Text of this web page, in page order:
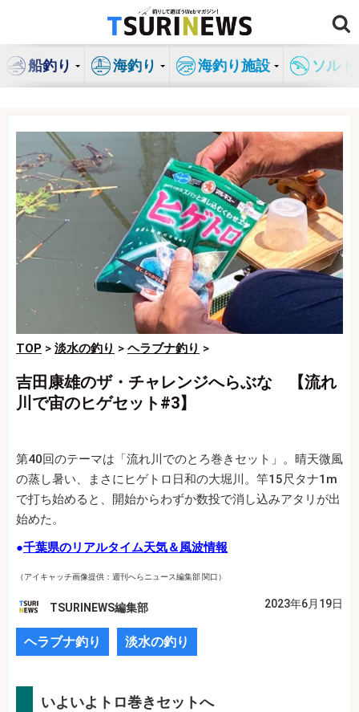
ン
船釣り 海釣り 海釣り施設 ソル
TOP > 淡水の釣り > ヘラブナ釣り >
吉田康雄のザ・チャレンジへらぶな 【流れ
川で宙のヒゲセット#3】
第40回のテーマは「流れ川でのとろ巻きセット」。晴天微風
の蒸し暑い、まさにヒゲトロ日和の大堀川。竿15尺タナ1m
で打ち始めると、開始からわずか数投で消し込みアタリが出
始めた。
●千葉県のリアルタイム天気＆風波情報
（アイキャッチ画像提供：週刊へらニュース編集部 関口）
TSURINEWS編集部 2023年6月19日
ヘラブナ釣り 淡水の釣り
いよいよトロ巻きセットへ